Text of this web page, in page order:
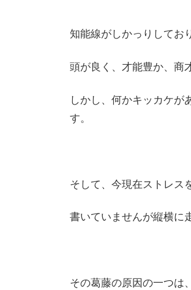
知能線がしかっりしてお
頭が良く、才能豊か、商
しかし、何かキッカケが
す。
そして、今現在ストレス
書いていませんが縦横に
その葛藤の原因の一つは